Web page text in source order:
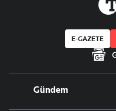
E-GAZETE
Gündem